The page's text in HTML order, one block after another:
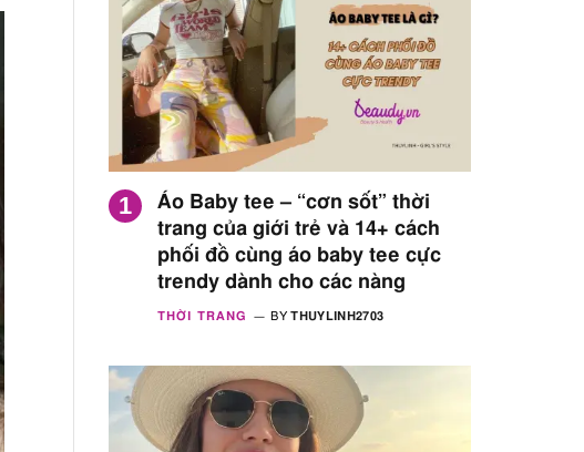
Áo Baby tee – “cơn sốt” thời
trang của giới trẻ và 14+ cách
phối đồ cùng áo baby tee cực
trendy dành cho các nàng
THỜI TRANG BY THUYLINH2703